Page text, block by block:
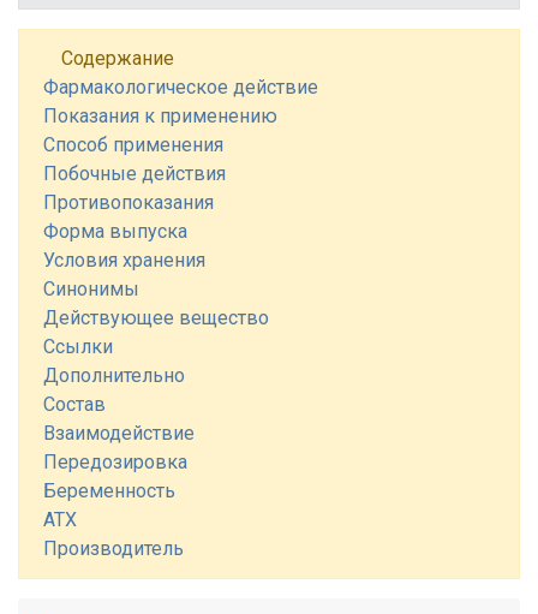
Содержание
Фармакологическое действие
Показания к применению
Способ применения
Побочные действия
Противопоказания
Форма выпуска
Условия хранения
Синонимы
Действующее вещество
Ссылки
Дополнительно
Состав
Взаимодействие
Передозировка
Беременность
АТХ
Производитель